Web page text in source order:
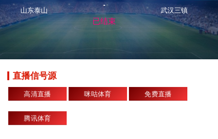
山东泰山
-
已结束
武汉三镇
直播信号源
高清直播 咪咕体育 免费直播
腾讯体育